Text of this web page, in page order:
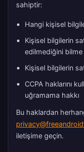
sahiptir:
Hangi kişisel
Kişisel bilgilerin
edilmediğini bilme
Kişisel bilgilerin
CCPA haklarını
uğramama hakkı
Bu haklardan
iletişime geçin.